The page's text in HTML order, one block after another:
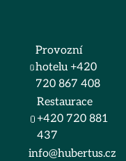
Provozní
hotelu +420
720 867 408
Restaurace
+420 720 881
437
info@hubertus.cz